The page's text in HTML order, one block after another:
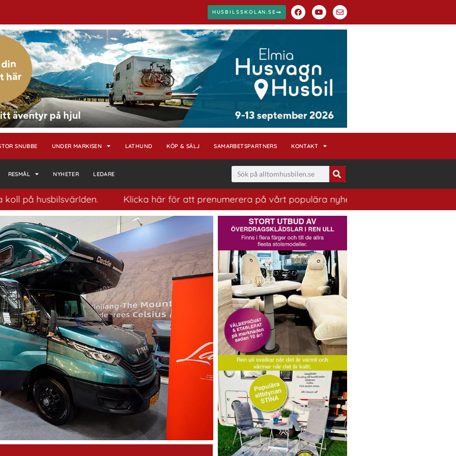
HUSBILSSKOLAN.SE
SNUBBE UNDER MARKISEN LATHUND KÖP & SÄLJ SAMARBETSPARTNERS KONTAKT
RESMÅL NYHETER LEDARE
Klicka här för att prenumerera på vårt populära nyhetsbrev. Ett bra sätt att ha koll på